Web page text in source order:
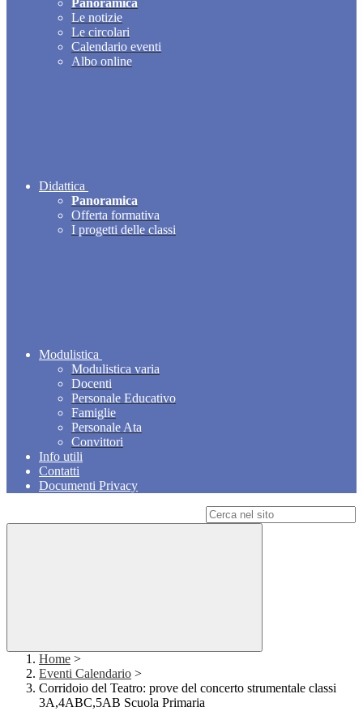
Panoramica
Le notizie
Le circolari
Calendario eventi
Albo online
Didattica
Panoramica
Offerta formativa
I progetti delle classi
Modulistica
Modulistica varia
Docenti
Personale Educativo
Famiglie
Personale Ata
Convittori
Info utili
Contatti
Documenti Privacy
Home >
Eventi Calendario >
Corridoio del Teatro: prove del concerto strumentale classi
3A,4ABC,5AB Scuola Primaria